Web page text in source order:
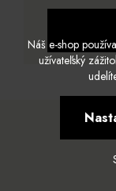
Náš e-shop
užívateľský